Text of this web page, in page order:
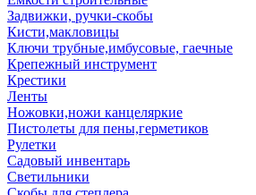
Задвижки, ручки-скобы
Кисти,макловицы
Ключи трубные,имбусовые, гаечные
Крепежный инструмент
Крестики
Ленты
Ножовки,ножи канцеляркие
Пистолеты для пены,герметиков
Рулетки
Садовый инвентарь
Светильники